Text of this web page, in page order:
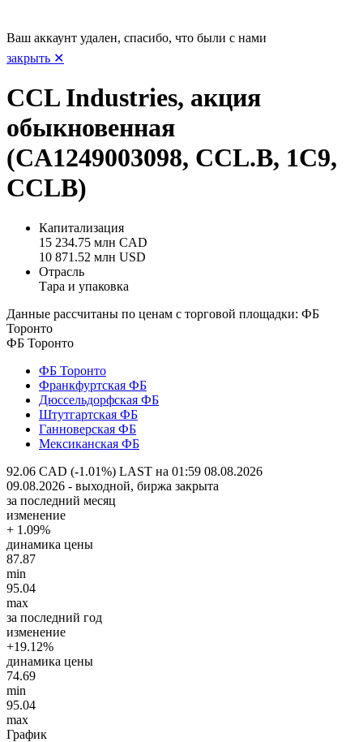
Ваш аккаунт удален, спасибо, что были с нами
закрыть ✕
CCL Industries, акция
обыкновенная
(CA1249003098, CCL.B, 1C9,
CCLB)
Капитализация
15 234.75 млн CAD
10 871.52 млн USD
Отрасль
Тара и упаковка
Данные рассчитаны по ценам с торговой площадки: ФБ
Торонто
ФБ Торонто
ФБ Торонто
Франкфуртская ФБ
Дюссельдорфская ФБ
Штутгартская ФБ
Ганноверская ФБ
Мексиканская ФБ
92.06 CAD (-1.01%) LAST на 01:59 08.08.2026
09.08.2026 - выходной, биржа закрыта
за последний месяц
изменение
+ 1.09%
динамика цены
87.87
min
95.04
max
за последний год
изменение
+19.12%
динамика цены
74.69
min
95.04
max
График